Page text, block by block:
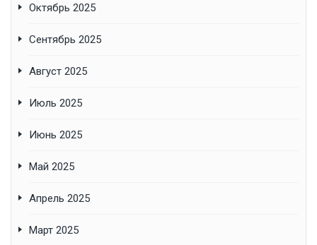
Октябрь 2025
Сентябрь 2025
Август 2025
Июль 2025
Июнь 2025
Май 2025
Апрель 2025
Март 2025